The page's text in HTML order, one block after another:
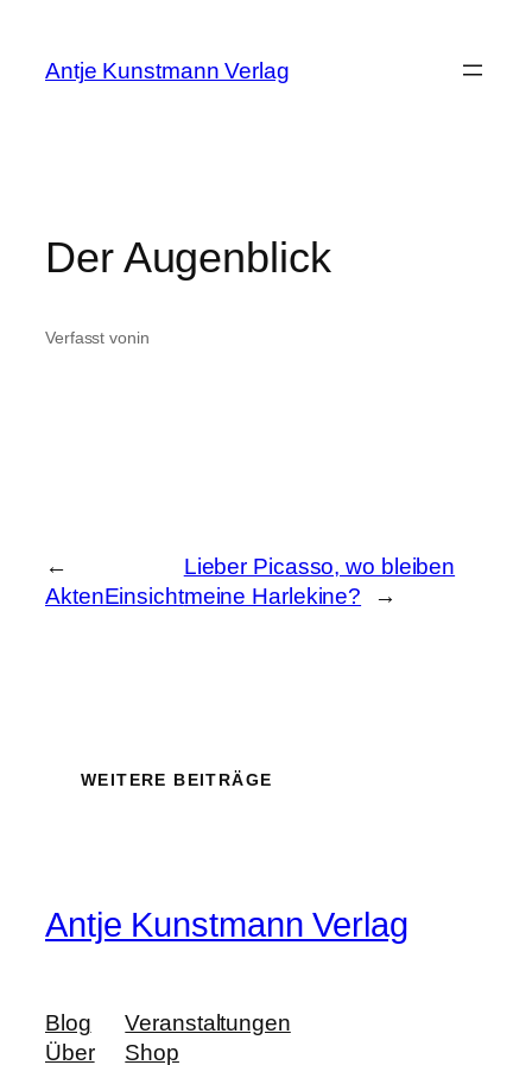
springen
Antje Kunstmann Verlag
Der Augenblick
Verfasst vonin
←
AktenEinsicht
Lieber Picasso, wo bleiben
meine Harlekine?
→
WEITERE BEITRÄGE
Antje Kunstmann Verlag
Blog
Über
Veranstaltungen
Shop